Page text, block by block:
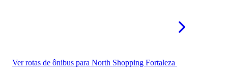
Ver rotas de ônibus para North Shopping Fortaleza